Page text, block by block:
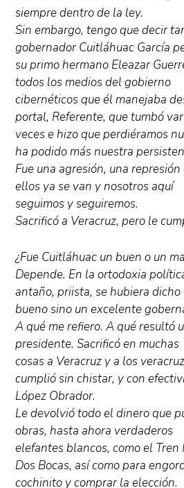
siempre dentro de la ley.
Sin embargo, tengo que decir
gobernador Cuitláhuac García
su primo hermano Eleazar
todos los medios del gobierno
cibernéticos que él manejaba
portal, Referente, que tumbó
veces e hizo que perdiéramos
ha podido más nuestra
Fue una agresión, una
ellos ya se van y nosotros aquí
seguimos y seguiremos.
Sacrificó a Veracruz, pero le
¿Fue Cuitláhuac un buen o un
Depende. En la ortodoxia
antaño, priista, se hubiera dicho
bueno sino un excelente
A qué me refiero. A qué resultó
presidente. Sacrificó en muchas
cosas a Veracruz y a los
cumplió sin chistar, y con
López Obrador.
Le devolvió todo el dinero que
obras, hasta ahora verdaderos
elefantes blancos, como el Tren
Dos Bocas, así como para
cochinito y comprar la elección.